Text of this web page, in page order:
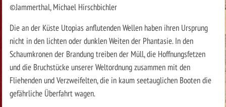
©Jammerthal, Michael Hirschbichler
Die an der Küste Utopias anflutenden Wellen haben ihren Ursprung
nicht in den lichten oder dunklen Weiten der Phantasie. In den
Schaumkronen der Brandung treiben der Müll, die Hoffnungsfetzen
und die Bruchstücke unserer Weltordnung zusammen mit den
Fliehenden und Verzweifelten, die in kaum seetauglichen Booten die
gefährliche Überfahrt wagen.